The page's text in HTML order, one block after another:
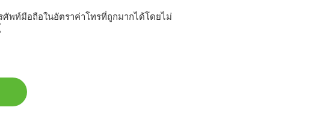
พท์มือถือในอัตราค่าโทรที่ถูกมากได้โดยไม่